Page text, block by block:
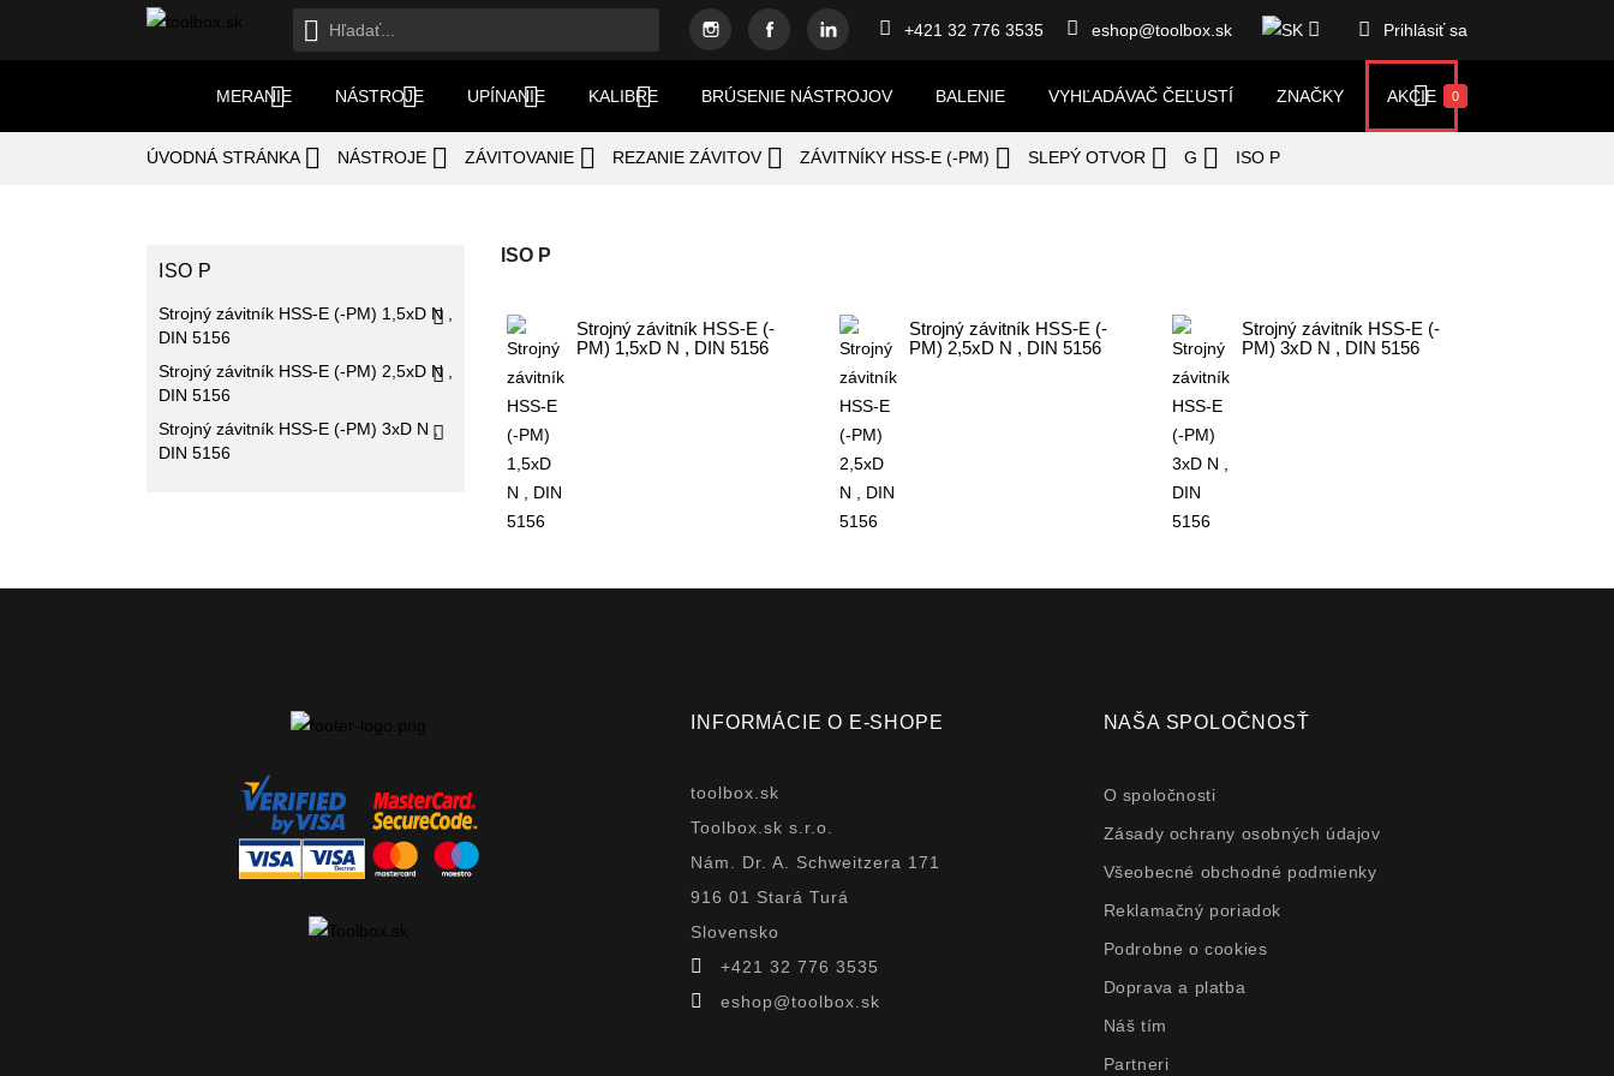
 InstagramFacebookLinkedin
 +421 32 776 3535  eshop@toolbox.sk   Prihlásiť sa

MERANIE 
NÁSTROJE 
UPÍNANIE 
KALIBRE BRÚSENIE NÁSTROJOV BALENIE VYHĽADÁVAČ ČEĽUSTÍ ZNAČKY AKCIE
 0
ÚVODNÁ STRÁNKA  NÁSTROJE  ZÁVITOVANIE  REZANIE ZÁVITOV  ZÁVITNÍKY HSS-E (-PM)  SLEPÝ OTVOR  G  ISO P
ISO P
Strojný závitník HSS-E (-PM) 1,5xD N ,
DIN 5156

Strojný závitník HSS-E (-PM) 2,5xD N ,
DIN 5156

Strojný závitník HSS-E (-PM) 3xD N ,
DIN 5156

ISO P
Strojný závitník HSS-E (-
PM) 1,5xD N , DIN 5156
Strojný závitník HSS-E (-
PM) 2,5xD N , DIN 5156
Strojný závitník HSS-E (-
PM) 3xD N , DIN 5156
INFORMÁCIE O E-SHOPE
toolbox.sk
Toolbox.sk s.r.o.
Nám. Dr. A. Schweitzera 171
916 01 Stará Turá
Slovensko
 +421 32 776 3535
 eshop@toolbox.sk
NAŠA SPOLOČNOSŤ
O spoločnosti
Zásady ochrany osobných údajov
Všeobecné obchodné podmienky
Reklamačný poriadok
Podrobne o cookies
Doprava a platba
Náš tím
Partneri